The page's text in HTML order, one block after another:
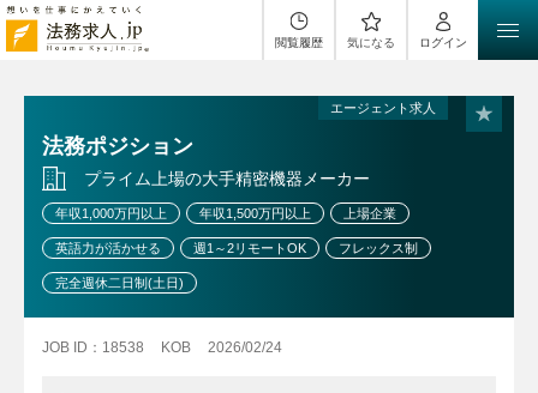
閲覧履歴 気になる ログイン
エージェント求人
法務ポジション
プライム上場の大手精密機器メーカー
年収1,000万円以上 年収1,500万円以上 上場企業
英語力が活かせる 週1～2リモートOK フレックス制
完全週休二日制(土日)
JOB ID：18538 KOB 2026/02/24